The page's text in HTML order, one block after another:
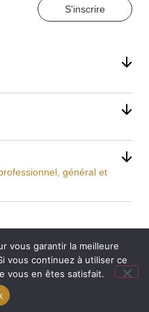
S'inscrire
général et
Mentions légales
Réalisation : Ekole.fr
vous garantir la meilleure
vous continuez à utiliser ce
vous en êtes satisfait.
: compensation de
internet